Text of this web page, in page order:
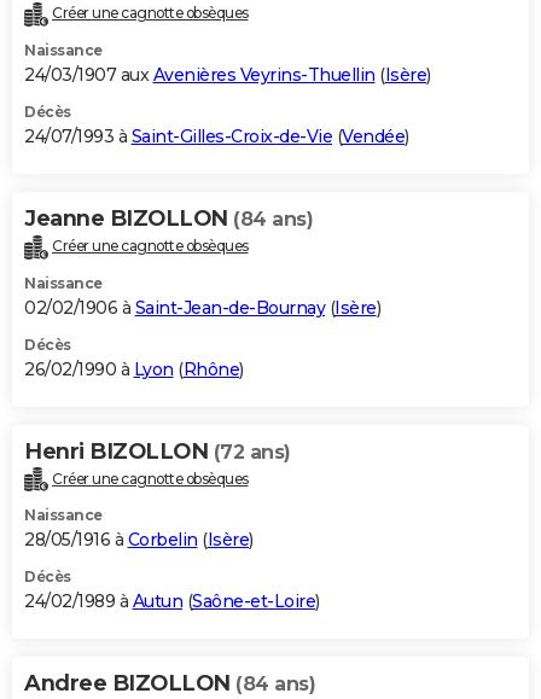
Créer une cagnotte obsèques
Naissance
24/03/1907 auxAvenières Veyrins-Thuellin (Isère)
Décès
24/07/1993 à Saint-Gilles-Croix-de-Vie (Vendée)
Jeanne BIZOLLON (84 ans)
Créer une cagnotte obsèques
Naissance
02/02/1906 à Saint-Jean-de-Bournay(Isère)
Décès
26/02/1990 à Lyon (Rhône)
Henri BIZOLLON (72 ans)
Créer une cagnotte obsèques
Naissance
28/05/1916 à Corbelin (Isère)
Décès
24/02/1989 à Autun (Saône-et-Loire)
Andree BIZOLLON (84 ans)